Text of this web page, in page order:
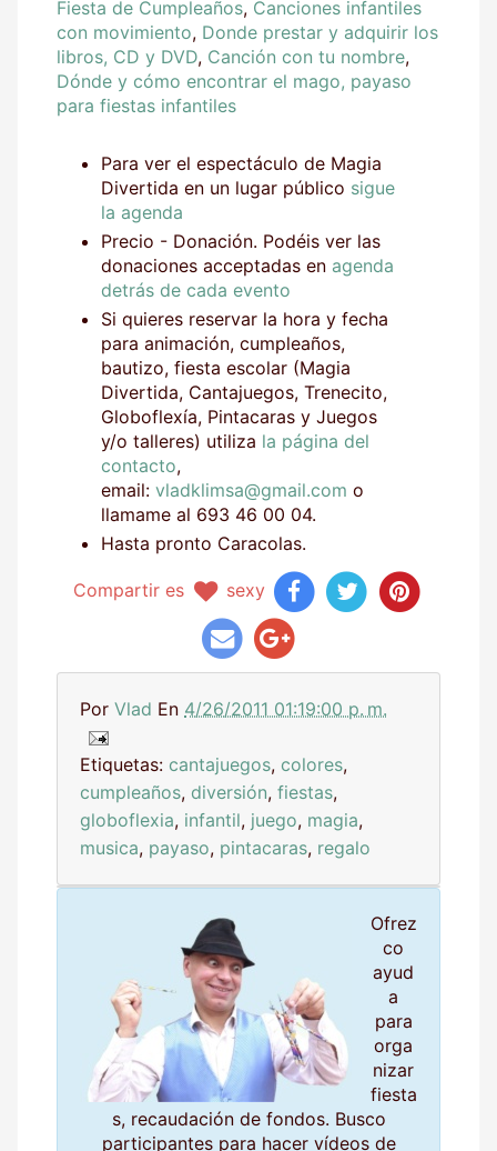
Fiesta de Cumpleaños, Canciones infantiles
con movimiento, Donde prestar y adquirir los
libros, CD y DVD, Canción con tu nombre,
Dónde y cómo encontrar el mago, payaso
para fiestas infantiles
Para ver el espectáculo de Magia
Divertida en un lugar público sigue
la agenda
Precio - Donación. Podéis ver las
donaciones acceptadas en agenda
detrás de cada evento
Si quieres reservar la hora y fecha
para animación, cumpleaños,
bautizo, fiesta escolar (Magia
Divertida, Cantajuegos, Trenecito,
Globoflexía, Pintacaras y Juegos
y/o talleres) utiliza la página del
contacto,
email: vladklimsa@gmail.com o
llamame al 693 46 00 04.
Hasta pronto Caracolas.
Compartir es sexy
Por Vlad En 4/26/2011 01:19:00 p. m.
Etiquetas: cantajuegos, colores,
cumpleaños, diversión, fiestas,
globoflexia, infantil, juego, magia,
musica, payaso, pintacaras, regalo
Ofrez
co
ayud
a
para
orga
nizar
fiesta
s, recaudación de fondos. Busco
participantes para hacer vídeos de